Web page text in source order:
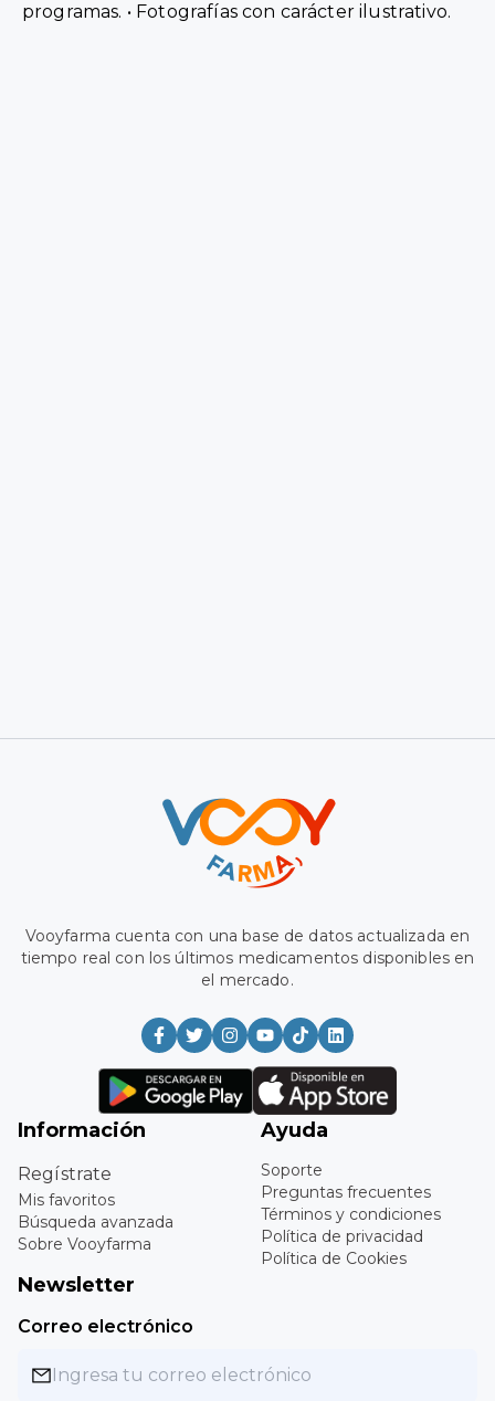
programas. • Fotografías con carácter ilustrativo.
Vooyfarma cuenta con una base de datos actualizada en
tiempo real con los últimos medicamentos disponibles en
el mercado.
Información
Regístrate
Mis favoritos
Búsqueda avanzada
Sobre Vooyfarma
Ayuda
Soporte
Preguntas frecuentes
Términos y condiciones
Política de privacidad
Política de Cookies
Newsletter
Correo electrónico